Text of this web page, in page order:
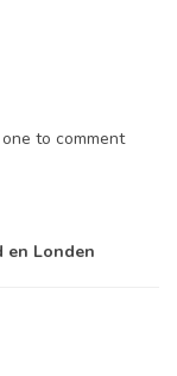
to comment
en Londen